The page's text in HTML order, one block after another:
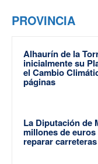
PROVINCIA
Alhaurín de la
inicialmente su
el Cambio
páginas
La Diputación de
millones de
reparar